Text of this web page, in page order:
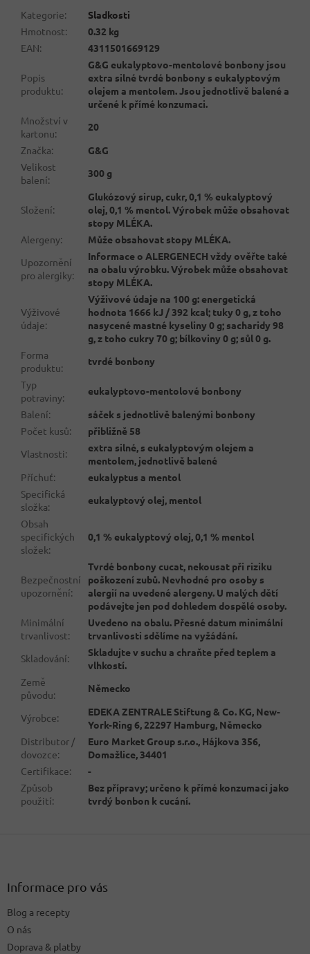
Kategorie:
Sladkosti
Hmotnost:
0.32 kg
EAN: 4311501669129
Popis
produktu:
G&G eukalyptovo-mentolové bonbony jsou
extra silné tvrdé bonbony s eukalyptovým
olejem a mentolem. Jsou jednotlivě balené a
určené k přímé konzumaci.
Množství v
kartonu:
20
Značka:
G&G
Velikost
balení:
300 g
Složení:
Glukózový sirup, cukr, 0,1 % eukalyptový
olej, 0,1 % mentol. Výrobek může obsahovat
stopy MLÉKA.
Alergeny:
Může obsahovat stopy MLÉKA.
Upozornění
pro alergiky:
Informace o ALERGENECH vždy ověřte také
na obalu výrobku. Výrobek může obsahovat
stopy MLÉKA.
Výživové
údaje:
Výživové údaje na 100 g: energetická
hodnota 1666 kJ / 392 kcal; tuky 0 g, z toho
nasycené mastné kyseliny 0 g; sacharidy 98
g, z toho cukry 70 g; bílkoviny 0 g; sůl 0 g.
Forma
produktu:
tvrdé bonbony
Typ
potraviny:
eukalyptovo-mentolové bonbony
Balení:
sáček s jednotlivě balenými bonbony
Počet kusů:
přibližně 58
Vlastnosti:
extra silné, s eukalyptovým olejem a
mentolem, jednotlivě balené
Příchuť:
eukalyptus a mentol
Specifická
složka:
eukalyptový olej, mentol
Obsah
specifických
složek:
0,1 % eukalyptový olej, 0,1 % mentol
Bezpečnostní
upozornění:
Tvrdé bonbony cucat, nekousat při riziku
poškození zubů. Nevhodné pro osoby s
alergií na uvedené alergeny. U malých dětí
podávejte jen pod dohledem dospělé osoby.
Minimální
trvanlivost:
Uvedeno na obalu. Přesné datum minimální
trvanlivosti sdělíme na vyžádání.
Skladování:
Skladujte v suchu a chraňte před teplem a
vlhkostí.
Země
původu:
Německo
Výrobce:
EDEKA ZENTRALE Stiftung & Co. KG, New-
York-Ring 6, 22297 Hamburg, Německo
Distributor /
dovozce:
Euro Market Group s.r.o., Hájkova 356,
Domažlice, 34401
Certifikace:
-
Způsob
použití:
Bez přípravy; určeno k přímé konzumaci jako
tvrdý bonbon k cucání.
Informace pro vás
Blog a recepty
O nás
Doprava & platby